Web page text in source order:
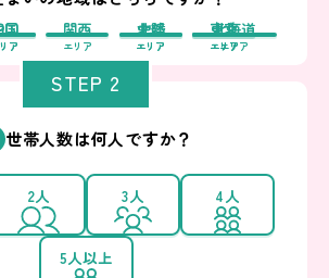
北海道
エリア
東北
エリア
東京
エリア
中部
エリア
北陸
エリア
関西
エリア
国
ア
国
ア
STEP 2
世帯人数は何人ですか？
2人 3人 4人
5人以上